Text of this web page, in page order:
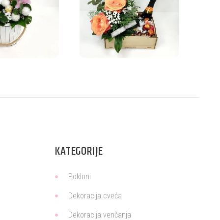
KATEGORIJE
Pokloni
Dekoracija cveća
Dekoracija venčanja